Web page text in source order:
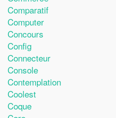
Comparatif
Computer
Concours
Config
Connecteur
Console
Contemplation
Coolest
Coque